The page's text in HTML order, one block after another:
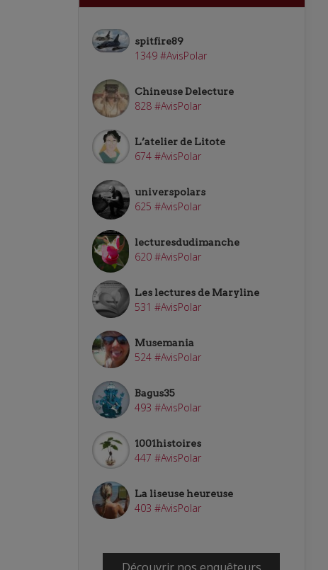
spitfire89
1349 #AvisPolar
Chineuse Delecture
828 #AvisPolar
L’atelier de Litote
674 #AvisPolar
universpolars
625 #AvisPolar
lecturesdudimanche
620 #AvisPolar
Les lectures de Maryline
531 #AvisPolar
Musemania
524 #AvisPolar
Bagus35
493 #AvisPolar
1001histoires
447 #AvisPolar
La liseuse heureuse
403 #AvisPolar